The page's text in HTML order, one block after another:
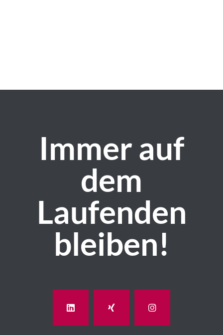
Immer auf
dem
Laufenden
bleiben!